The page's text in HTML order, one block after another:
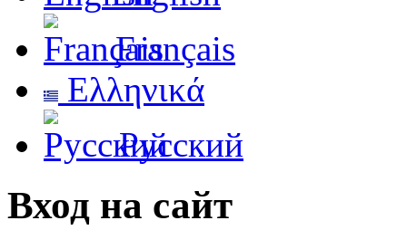
Français
Ελληνικά
Русский
Вход на сайт